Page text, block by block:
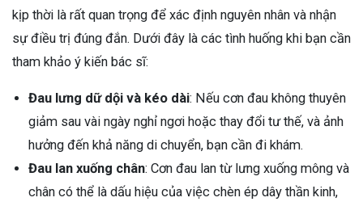
kịp thời là rất quan trọng để xác định nguyên nhân và nhận
sự điều trị đúng đắn. Dưới đây là các tình huống khi bạn cần
tham khảo ý kiến bác sĩ:
Đau lưng dữ dội và kéo dài: Nếu cơn đau không thuyên
giảm sau vài ngày nghỉ ngơi hoặc thay đổi tư thế, và ảnh
hưởng đến khả năng di chuyển, bạn cần đi khám.
Đau lan xuống chân: Cơn đau lan từ lưng xuống mông và
chân có thể là dấu hiệu của việc chèn ép dây thần kinh,